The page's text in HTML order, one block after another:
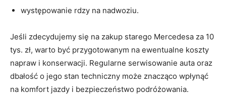
występowanie rdzy na nadwoziu.
Jeśli zdecydujemy się na zakup starego Mercedesa za 10
tys. zł, ‍warto być przygotowanym ⁢na ewentualne koszty
napraw i konserwacji. Regularne serwisowanie ​auta oraz
dbałość o jego stan techniczny może znacząco wpłynąć
na komfort jazdy i bezpieczeństwo‍ podróżowania.